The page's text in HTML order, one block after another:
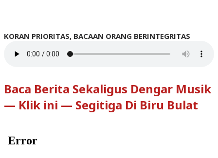
KORAN PRIORITAS, BACAAN ORANG BERINTEGRITAS
Baca Berita Sekaligus Dengar Musik
— Klik ini — Segitiga Di Biru Bulat